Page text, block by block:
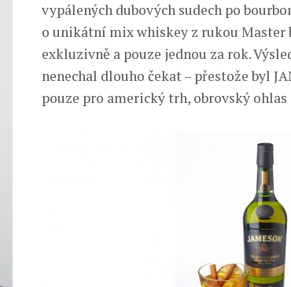
vypálených dubových sudech po
o unikátní mix whiskey z rukou Master
exkluzivně a pouze jednou za rok.
nenechal dlouho čekat – přestože byl
pouze pro americký trh, obrovský ohlas